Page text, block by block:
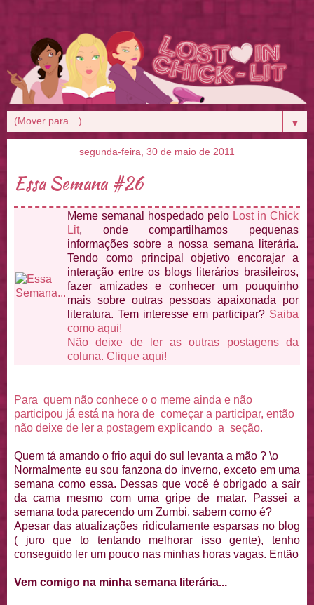
▼
segunda-feira, 30 de maio de 2011
Essa Semana #26
Meme semanal hospedado pelo Lost in Chick
Lit, onde compartilhamos pequenas
informações sobre a nossa semana literária.
Tendo como principal objetivo encorajar a
interação entre os blogs literários brasileiros,
fazer amizades e conhecer um pouquinho
mais sobre outras pessoas apaixonada por
literatura. Tem interesse em participar? Saiba
como aqui!
Não deixe de ler as outras postagens da
coluna. Clique aqui!
Para quem não conhece o o meme ainda e não
participou já está na hora de começar a participar, então
não deixe de ler a postagem explicando a seção.
Quem tá amando o frio aqui do sul levanta a mão ? \o
Normalmente eu sou fanzona do inverno, exceto em uma
semana como essa. Dessas que você é obrigado a sair
da cama mesmo com uma gripe de matar. Passei a
semana toda parecendo um Zumbi, sabem como é?
Apesar das atualizações ridiculamente esparsas no blog
( juro que to tentando melhorar isso gente), tenho
conseguido ler um pouco nas minhas horas vagas. Então
Vem comigo na minha semana literária...